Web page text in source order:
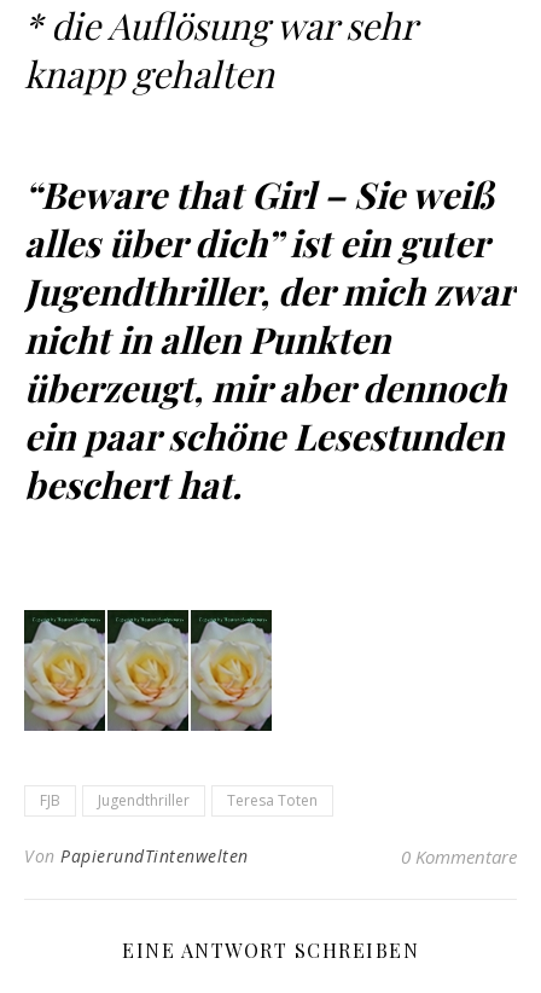
* die Auflösung war sehr
knapp gehalten
“Beware that Girl – Sie weiß
alles über dich” ist ein guter
Jugendthriller, der mich zwar
nicht in allen Punkten
überzeugt, mir aber dennoch
ein paar schöne Lesestunden
beschert hat.
FJB Jugendthriller Teresa Toten
Von PapierundTintenwelten 0 Kommentare
EINE ANTWORT SCHREIBEN